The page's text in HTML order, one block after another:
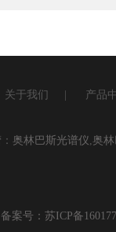
关于我们 产品
奥林巴斯光谱仪,奥
备案号：苏ICP备